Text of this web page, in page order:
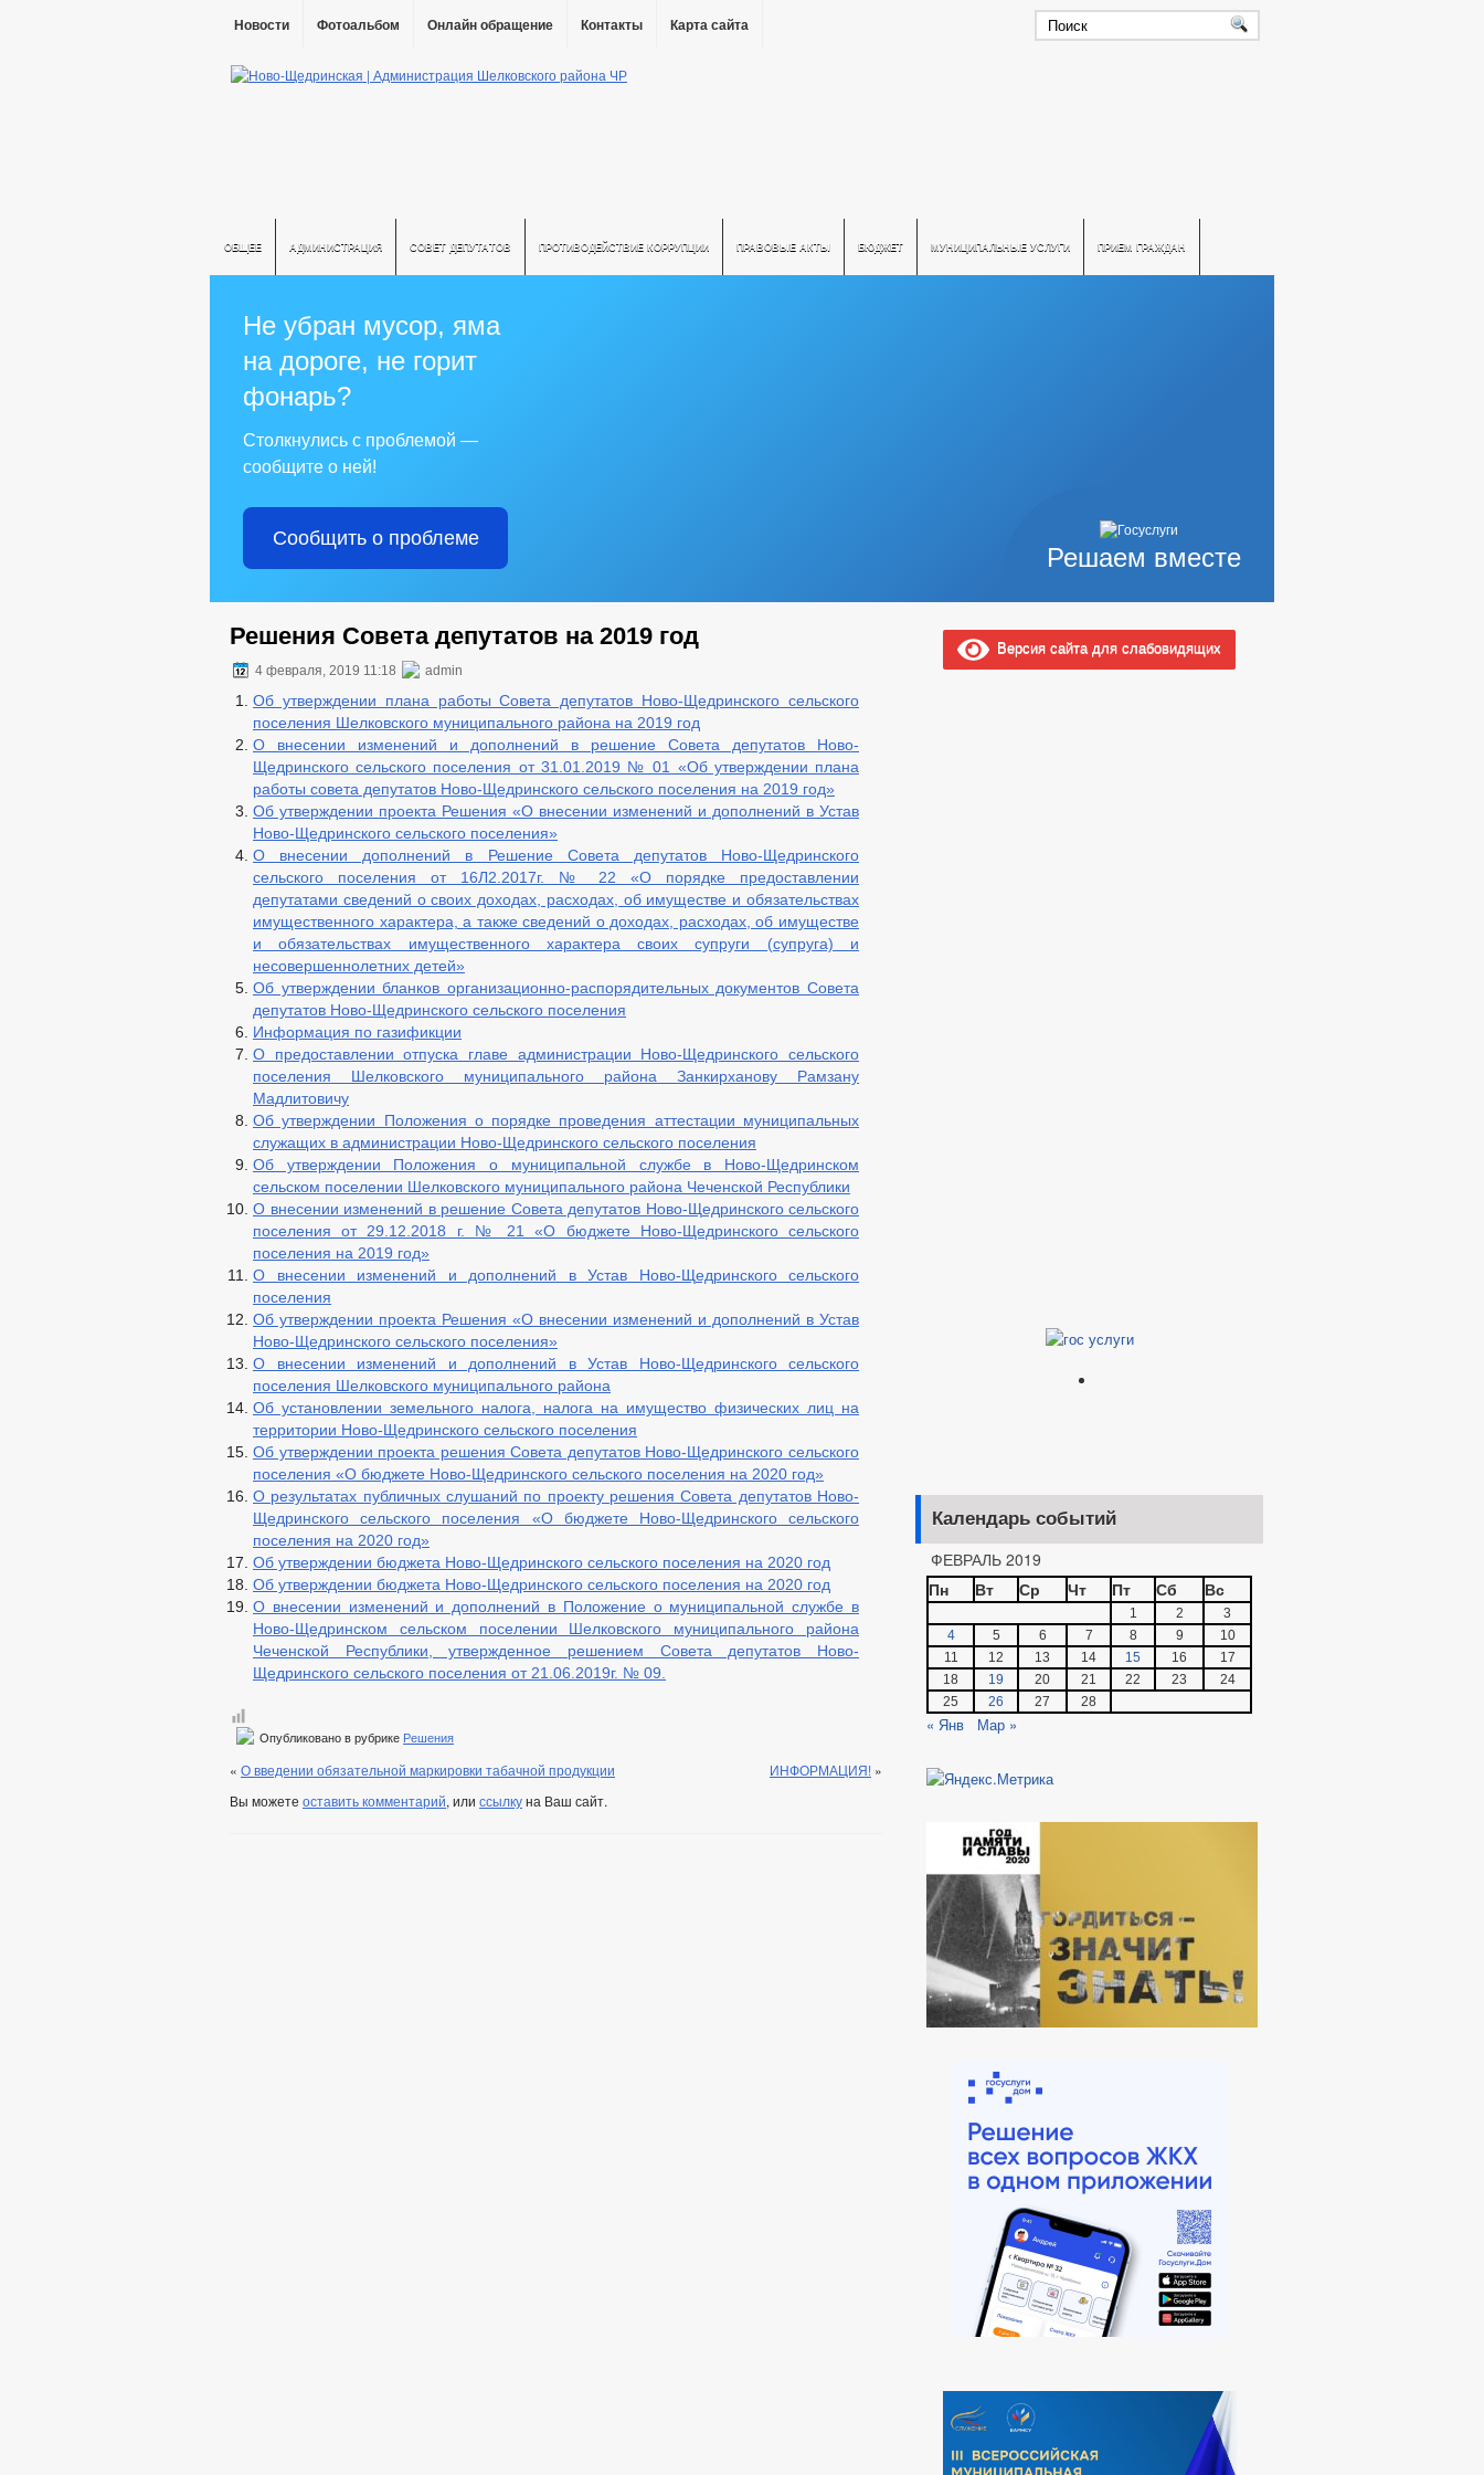
Новости Фотоальбом Онлайн обращение Контакты Карта сайта
ОБЩЕЕ АДМИНИСТРАЦИЯ СОВЕТ ДЕПУТАТОВ ПРОТИВОДЕЙСТВИЕ КОРРУПЦИИ ПРАВОВЫЕ АКТЫ БЮДЖЕТ МУНИЦИПАЛЬНЫЕ УСЛУГИ ПРИЕМ ГРАЖДАН
Решаем вместе
Не убран мусор, яма
на дороге, не горит
фонарь?
Столкнулись с проблемой —
сообщите о ней!
Сообщить о проблеме
Решения Совета депутатов на 2019 год
4 февраля, 2019 11:18 admin
Об утверждении плана работы Совета депутатов Ново-Щедринского сельского
поселения Шелковского муниципального района на 2019 год
О внесении изменений и дополнений в решение Совета депутатов Ново-
Щедринского сельского поселения от 31.01.2019 № 01 «Об утверждении плана
работы совета депутатов Ново-Щедринского сельского поселения на 2019 год»
Об утверждении проекта Решения «О внесении изменений и дополнений в Устав
Ново-Щедринского сельского поселения»
О внесении дополнений в Решение Совета депутатов Ново-Щедринского
сельского поселения от 16Л2.2017г. № 22 «О порядке предоставлении
депутатами сведений о своих доходах, расходах, об имуществе и обязательствах
имущественного характера, а также сведений о доходах, расходах, об имуществе
и обязательствах имущественного характера своих супруги (супруга) и
несовершеннолетних детей»
Об утверждении бланков организационно-распорядительных документов Совета
депутатов Ново-Щедринского сельского поселения
Информация по газификции
О предоставлении отпуска главе администрации Ново-Щедринского сельского
поселения Шелковского муниципального района Занкирханову Рамзану
Мадлитовичу
Об утверждении Положения о порядке проведения аттестации муниципальных
служащих в администрации Ново-Щедринского сельского поселения
Об утверждении Положения о муниципальной службе в Ново-Щедринском
сельском поселении Шелковского муниципального района Чеченской Республики
О внесении изменений в решение Совета депутатов Ново-Щедринского сельского
поселения от 29.12.2018 г. № 21 «О бюджете Ново-Щедринского сельского
поселения на 2019 год»
О внесении изменений и дополнений в Устав Ново-Щедринского сельского
поселения
Об утверждении проекта Решения «О внесении изменений и дополнений в Устав
Ново-Щедринского сельского поселения»
О внесении изменений и дополнений в Устав Ново-Щедринского сельского
поселения Шелковского муниципального района
Об установлении земельного налога, налога на имущество физических лиц на
территории Ново-Щедринского сельского поселения
Об утверждении проекта решения Совета депутатов Ново-Щедринского сельского
поселения «О бюджете Ново-Щедринского сельского поселения на 2020 год»
О результатах публичных слушаний по проекту решения Совета депутатов Ново-
Щедринского сельского поселения «О бюджете Ново-Щедринского сельского
поселения на 2020 год»
Об утверждении бюджета Ново-Щедринского сельского поселения на 2020 год
Об утверждении бюджета Ново-Щедринского сельского поселения на 2020 год
О внесении изменений и дополнений в Положение о муниципальной службе в
Ново-Щедринском сельском поселении Шелковского муниципального района
Чеченской Республики, утвержденное решением Совета депутатов Ново-
Щедринского сельского поселения от 21.06.2019г. № 09.
Опубликовано в рубрике Решения
« О введении обязательной маркировки табачной продукции ИНФОРМАЦИЯ! »
Вы можете оставить комментарий, или ссылкуна Ваш сайт.
Версия сайта для слабовидящих
Календарь событий
ФЕВРАЛЬ 2019
Пн
Вт Ср Чт Пт Сб Вс
1 2
3
4
5 6 7 8 9
10
11
12 13 14 15 16
17
18
19 20 21 22 23
24
25
26 27 28
« Янв Мар »